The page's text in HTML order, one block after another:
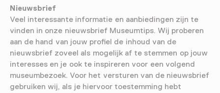
Nieuwsbrief
Veel interessante informatie en aanbiedingen zijn te
vinden in onze nieuwsbrief Museumtips. Wij proberen
aan de hand van jouw profiel de inhoud van de
nieuwsbrief zoveel als mogelijk af te stemmen op jouw
interesses en je ook te inspireren voor een volgend
museumbezoek. Voor het versturen van de nieuwsbrief
gebruiken wij, als je hiervoor toestemming hebt